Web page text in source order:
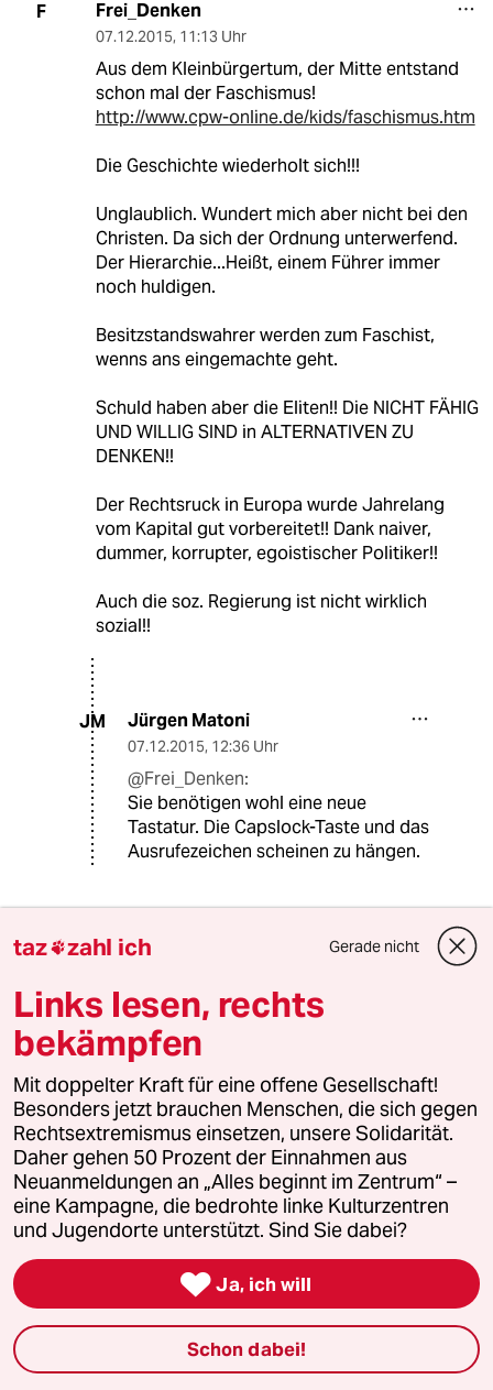
F Frei_Denken
07.12.2015, 11:13 Uhr
Aus dem Kleinbürgertum, der Mitte entstand
schon mal der Faschismus!
http://www.cpw-online.de/kids/faschismus.htm
Die Geschichte wiederholt sich!!!
Unglaublich. Wundert mich aber nicht bei den
Christen. Da sich der Ordnung unterwerfend.
Der Hierarchie...Heißt, einem Führer immer
noch huldigen.
Besitzstandswahrer werden zum Faschist,
wenns ans eingemachte geht.
Schuld haben aber die Eliten!! Die NICHT FÄHIG
UND WILLIG SIND in ALTERNATIVEN ZU
DENKEN!!
Der Rechtsruck in Europa wurde Jahrelang
vom Kapital gut vorbereitet!! Dank naiver,
dummer, korrupter, egoistischer Politiker!!
Auch die soz. Regierung ist nicht wirklich
sozial!!
JM Jürgen Matoni
07.12.2015, 12:36 Uhr
@Frei_Denken:
Sie benötigen wohl eine neue
Tastatur. Die Capslock-Taste und das
Ausrufezeichen scheinen zu hängen.
1 EU nach Ceuta
Zur Freude der Antieuropäer
2 FDP-Chef Kubicki über seine Partei
„Wie Sie sehen, lebe ich“
3 Stressbedingte Ausfälle
Ungesunde Arbeitswelt
Europäische Reaktionen auf Ceuta
taz zahl ich Gerade nicht
Links lesen, rechts
bekämpfen
Mit doppelter Kraft für eine offene Gesellschaft!
Besonders jetzt brauchen Menschen, die sich gegen
Rechtsextremismus einsetzen, unsere Solidarität.
Daher gehen 50 Prozent der Einnahmen aus
Neuanmeldungen an „Alles beginnt im Zentrum“ –
eine Kampagne, die bedrohte linke Kulturzentren
und Jugendorte unterstützt. Sind Sie dabei?
 Ja, ich will
Schon dabei!